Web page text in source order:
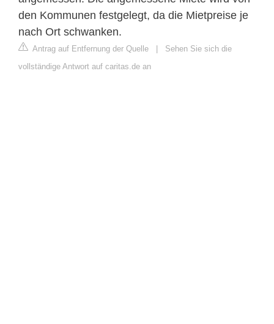
den Kommunen festgelegt, da die Mietpreise je
nach Ort schwanken.
Antrag auf Entfernung der Quelle | Sehen Sie sich die
vollständige Antwort auf caritas.de an